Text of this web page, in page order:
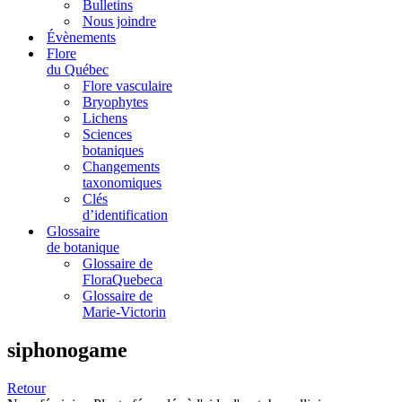
Bulletins
Nous joindre
Évènements
Flore
du Québec
Flore vasculaire
Bryophytes
Lichens
Sciences
botaniques
Changements
taxonomiques
Clés
d’identification
Glossaire
de botanique
Glossaire de
FloraQuebeca
Glossaire de
Marie-Victorin
siphonogame
Retour